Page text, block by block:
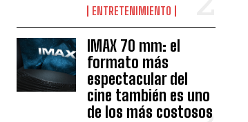
ENTRETENIMIENTO
IMAX 70 mm: el
formato más
espectacular del
cine también es uno
de los más costosos